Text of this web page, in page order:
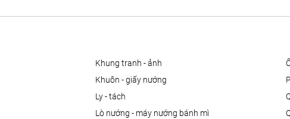
khung tranh - ảnh
khuôn - giấy nướng
ly - tách
lò nướng - máy nướng bánh mì